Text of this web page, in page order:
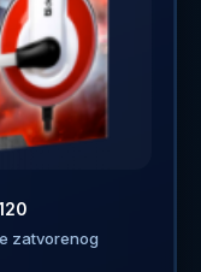
zatvorenog